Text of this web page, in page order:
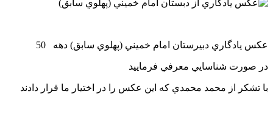
عکس يادگاري دبيرستان امام خميني (پهلوي سابق)​ دهه 50
در صورت شناسايي معرفي فرماييد
با تشکر از محمد محمدي که اين عکس را در اختيار ما قرار دادند